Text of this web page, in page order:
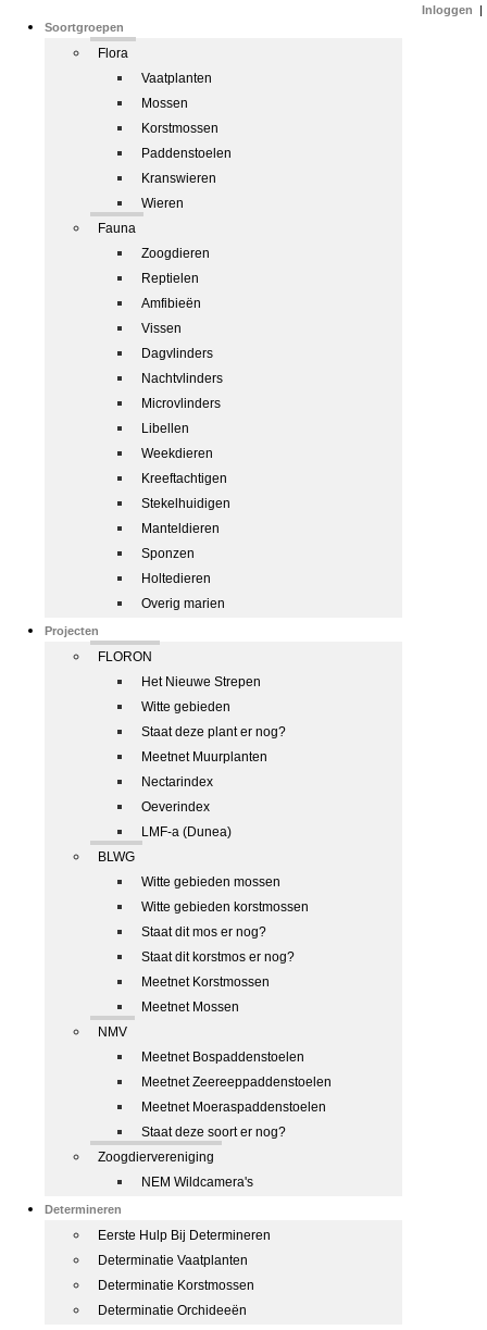
Soortgroepen
Flora
Vaatplanten
Mossen
Korstmossen
Paddenstoelen
Kranswieren
Wieren
Fauna
Zoogdieren
Reptielen
Amfibieën
Vissen
Dagvlinders
Nachtvlinders
Microvlinders
Libellen
Weekdieren
Kreeftachtigen
Stekelhuidigen
Manteldieren
Sponzen
Holtedieren
Overig marien
Projecten
FLORON
Het Nieuwe Strepen
Witte gebieden
Staat deze plant er nog?
Meetnet Muurplanten
Nectarindex
Oeverindex
LMF-a (Dunea)
BLWG
Witte gebieden mossen
Witte gebieden korstmossen
Staat dit mos er nog?
Staat dit korstmos er nog?
Meetnet Korstmossen
Meetnet Mossen
NMV
Meetnet Bospaddenstoelen
Meetnet Zeereeppaddenstoelen
Meetnet Moeraspaddenstoelen
Staat deze soort er nog?
Zoogdiervereniging
NEM Wildcamera's
Determineren
Eerste Hulp Bij Determineren
Determinatie Vaatplanten
Determinatie Korstmossen
Determinatie Orchideeën
Inloggen |